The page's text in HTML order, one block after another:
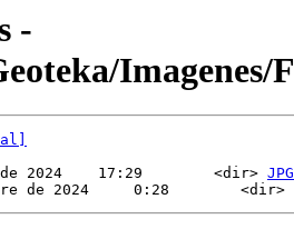
-
Imagenes/
2024    17:29        <dir> JPG
de 2024     0:28        <dir>